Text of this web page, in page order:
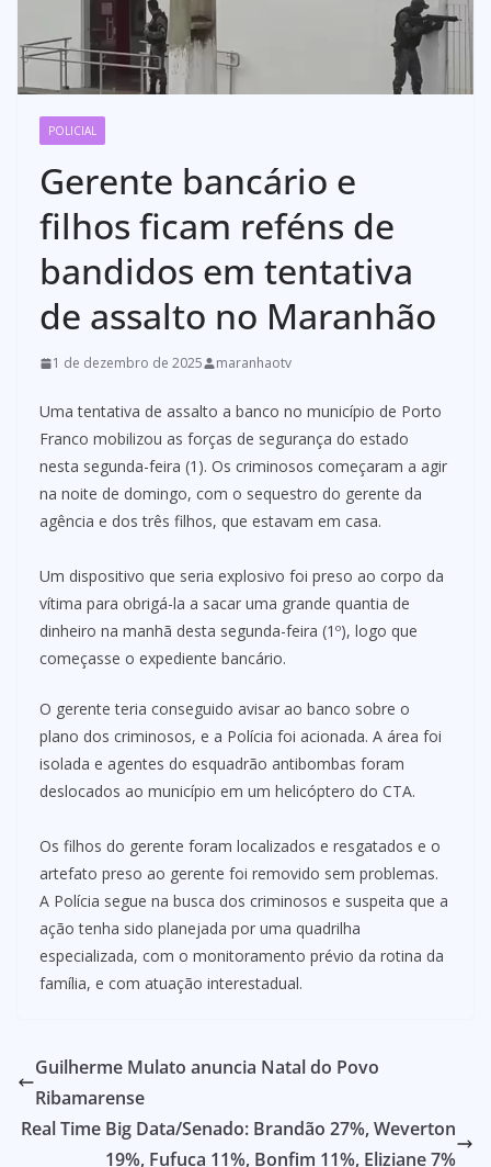
POLICIAL
Gerente bancário e
filhos ficam reféns de
bandidos em tentativa
de assalto no Maranhão
1 de dezembro de 2025 maranhaotv
Uma tentativa de assalto a banco no município de Porto
Franco mobilizou as forças de segurança do estado
nesta segunda-feira (1). Os criminosos começaram a agir
na noite de domingo, com o sequestro do gerente da
agência e dos três filhos, que estavam em casa.
Um dispositivo que seria explosivo foi preso ao corpo da
vítima para obrigá-la a sacar uma grande quantia de
dinheiro na manhã desta segunda-feira (1º), logo que
começasse o expediente bancário.
O gerente teria conseguido avisar ao banco sobre o
plano dos criminosos, e a Polícia foi acionada. A área foi
isolada e agentes do esquadrão antibombas foram
deslocados ao município em um helicóptero do CTA.
Os filhos do gerente foram localizados e resgatados e o
artefato preso ao gerente foi removido sem problemas.
A Polícia segue na busca dos criminosos e suspeita que a
ação tenha sido planejada por uma quadrilha
especializada, com o monitoramento prévio da rotina da
família, e com atuação interestadual.
Guilherme Mulato anuncia Natal do Povo
Ribamarense
Real Time Big Data/Senado: Brandão 27%, Weverton
19%, Fufuca 11%, Bonfim 11%, Eliziane 7%